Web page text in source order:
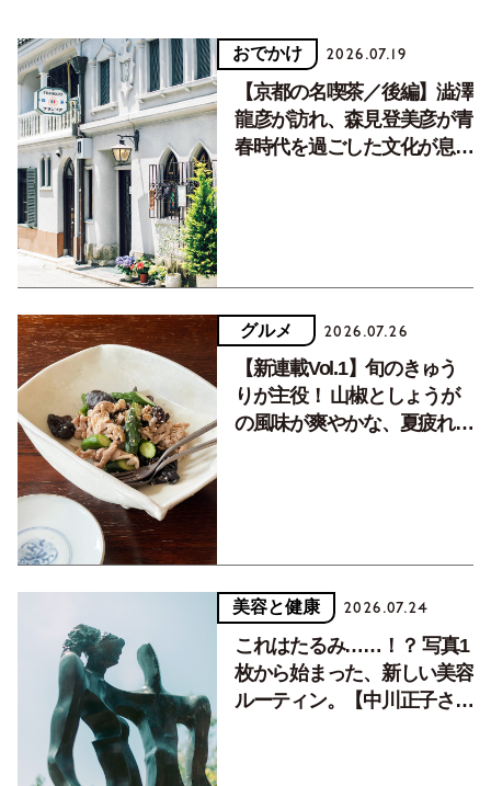
おでかけ 2026.07.19
【京都の名喫茶／後編】澁澤
龍彦が訪れ、森見登美彦が青
春時代を過ごした文化が息づ
グルメ 2026.07.26
【新連載Vol.1】旬のきゅう
りが主役！ 山椒としょうが
の風味が爽やかな、夏疲れを
美容と健康 2026.07.24
これはたるみ……！？ 写真1
枚から始まった、新しい美容
ルーティン。【中川正子さん